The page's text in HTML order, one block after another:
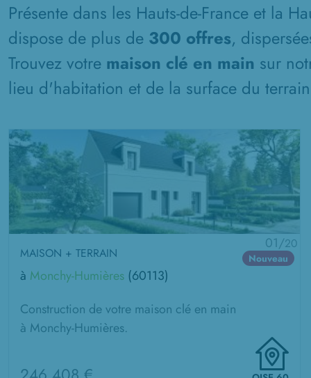
Présente dans les Hauts-de-France et la
dispose de plus de 300 offres,
Trouvez votre maison clé en main sur
lieu d'habitation et de la surface du
01/20
Nouveau
MAISON + TERRAIN
à Monchy-Humières (60113)
Construction de votre maison clé en main
à Monchy-Humières.